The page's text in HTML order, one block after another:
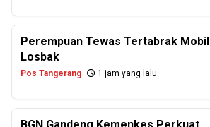
Perempuan Tewas Tertabrak Mobil
Losbak
Pos Tangerang 1 jam yang lalu